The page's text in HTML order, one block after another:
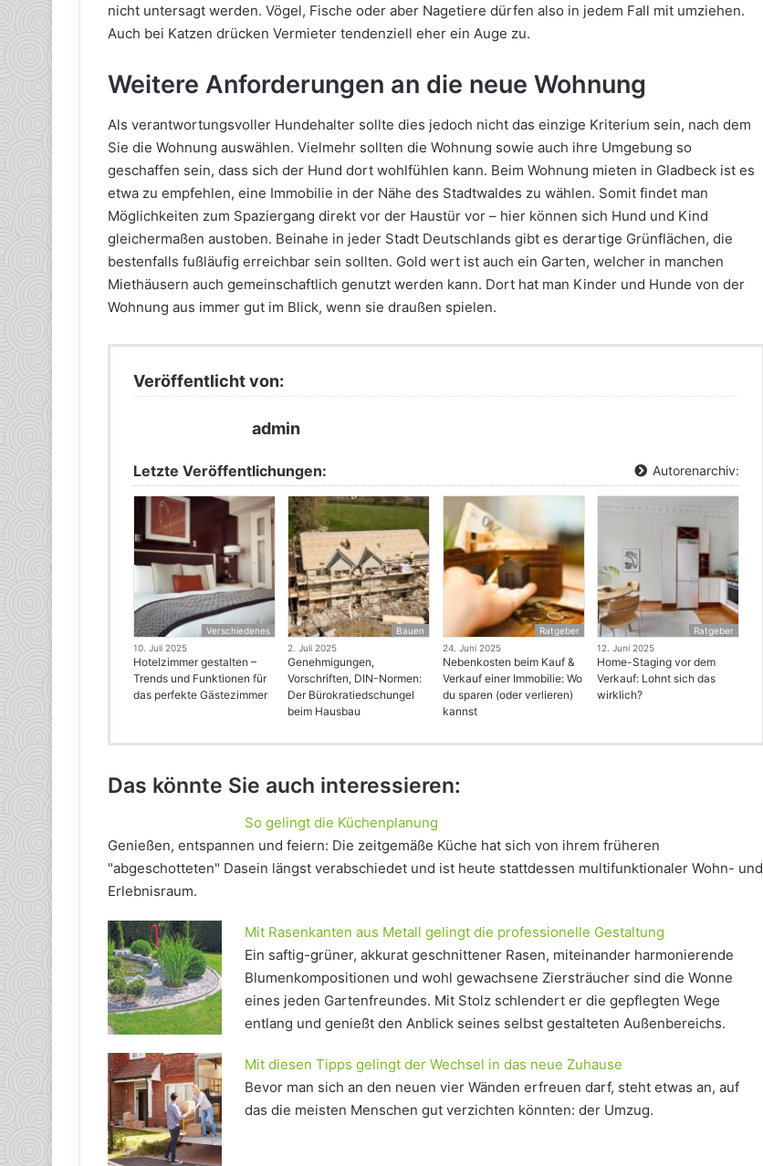
nicht untersagt werden. Vögel, Fische oder aber Nagetiere dürfen also in jedem Fall mit umziehen.
Auch bei Katzen drücken Vermieter tendenziell eher ein Auge zu.
Weitere Anforderungen an die neue Wohnung
Als verantwortungsvoller Hundehalter sollte dies jedoch nicht das einzige Kriterium sein, nach dem
Sie die Wohnung auswählen. Vielmehr sollten die Wohnung sowie auch ihre Umgebung so
geschaffen sein, dass sich der Hund dort wohlfühlen kann. Beim Wohnung mieten in Gladbeck ist es
etwa zu empfehlen, eine Immobilie in der Nähe des Stadtwaldes zu wählen. Somit findet man
Möglichkeiten zum Spaziergang direkt vor der Haustür vor – hier können sich Hund und Kind
gleichermaßen austoben. Beinahe in jeder Stadt Deutschlands gibt es derartige Grünflächen, die
bestenfalls fußläufig erreichbar sein sollten. Gold wert ist auch ein Garten, welcher in manchen
Miethäusern auch gemeinschaftlich genutzt werden kann. Dort hat man Kinder und Hunde von der
Wohnung aus immer gut im Blick, wenn sie draußen spielen.
Veröffentlicht von:
admin
Letzte Veröffentlichungen: Autorenarchiv:
Verschiedenes
10. Juli 2025
Hotelzimmer gestalten –
Trends und Funktionen für
das perfekte Gästezimmer
Bauen
2. Juli 2025
Genehmigungen,
Vorschriften, DIN-Normen:
Der Bürokratiedschungel
beim Hausbau
Ratgeber
24. Juni 2025
Nebenkosten beim Kauf &
Verkauf einer Immobilie: Wo
du sparen (oder verlieren)
kannst
Ratgeber
12. Juni 2025
Home-Staging vor dem
Verkauf: Lohnt sich das
wirklich?
Das könnte Sie auch interessieren:
So gelingt die Küchenplanung
Genießen, entspannen und feiern: Die zeitgemäße Küche hat sich von ihrem früheren
"abgeschotteten" Dasein längst verabschiedet und ist heute stattdessen multifunktionaler Wohn- und
Erlebnisraum.
Mit Rasenkanten aus Metall gelingt die professionelle Gestaltung
Ein saftig-grüner, akkurat geschnittener Rasen, miteinander harmonierende
Blumenkompositionen und wohl gewachsene Ziersträucher sind die Wonne
eines jeden Gartenfreundes. Mit Stolz schlendert er die gepflegten Wege
entlang und genießt den Anblick seines selbst gestalteten Außenbereichs.
Mit diesen Tipps gelingt der Wechsel in das neue Zuhause
Bevor man sich an den neuen vier Wänden erfreuen darf, steht etwas an, auf
das die meisten Menschen gut verzichten könnten: der Umzug.